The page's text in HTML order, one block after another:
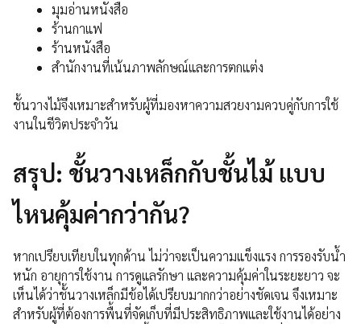
มุมอ่านหนังสือ
ร้านกาแฟ
ร้านหนังสือ
สำนักงานที่เน้นภาพลักษณ์และการตกแต่ง
ชั้นวางไม้จึงเหมาะสำหรับผู้ที่มองหาความสวยงามควบคู่กับการใช้
งานในชีวิตประจำวัน
สรุป: ชั้นวางเหล็กกับชั้นไม้ แบบ
ไหนคุ้มค่ากว่ากัน?
หากเปรียบเทียบในทุกด้าน ไม่ว่าจะเป็นความแข็งแรง การรองรับน้ำ
หนัก อายุการใช้งาน การดูแลรักษา และความคุ้มค่าในระยะยาว จะ
เห็นได้ว่าชั้นวางเหล็กมีข้อได้เปรียบมากกว่าอย่างชัดเจน จึงเหมาะ
สำหรับผู้ที่ต้องการพื้นที่จัดเก็บที่มีประสิทธิภาพและใช้งานได้อย่าง